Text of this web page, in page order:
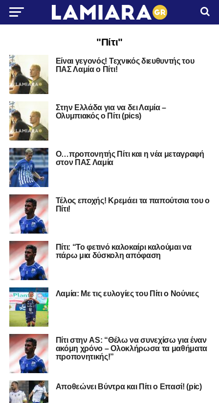
"Πίτι"
Είναι γεγονός! Τεχνικός διευθυντής του
ΠΑΣ Λαμία ο Πίτι!
Στην Ελλάδα για να δει Λαμία –
Ολυμπιακός ο Πίτι (pics)
Ο…προπονητής Πίτι και η νέα μεταγραφή
στον ΠΑΣ Λαμία
Τέλος εποχής! Κρεμάει τα παπούτσια του ο
Πίτι!
Πίτι: “Το φετινό καλοκαίρι καλούμαι να
πάρω μια δύσκολη απόφαση
Λαμία: Με τις ευλογίες του Πίτι ο Νούνιες
Πίτι στην AS: “Θέλω να συνεχίσω για έναν
ακόμη χρόνο – Ολοκλήρωσα τα μαθήματα
προπονητικής!”
Αποθεώνει Βύντρα και Πίτι ο Επασί! (pic)